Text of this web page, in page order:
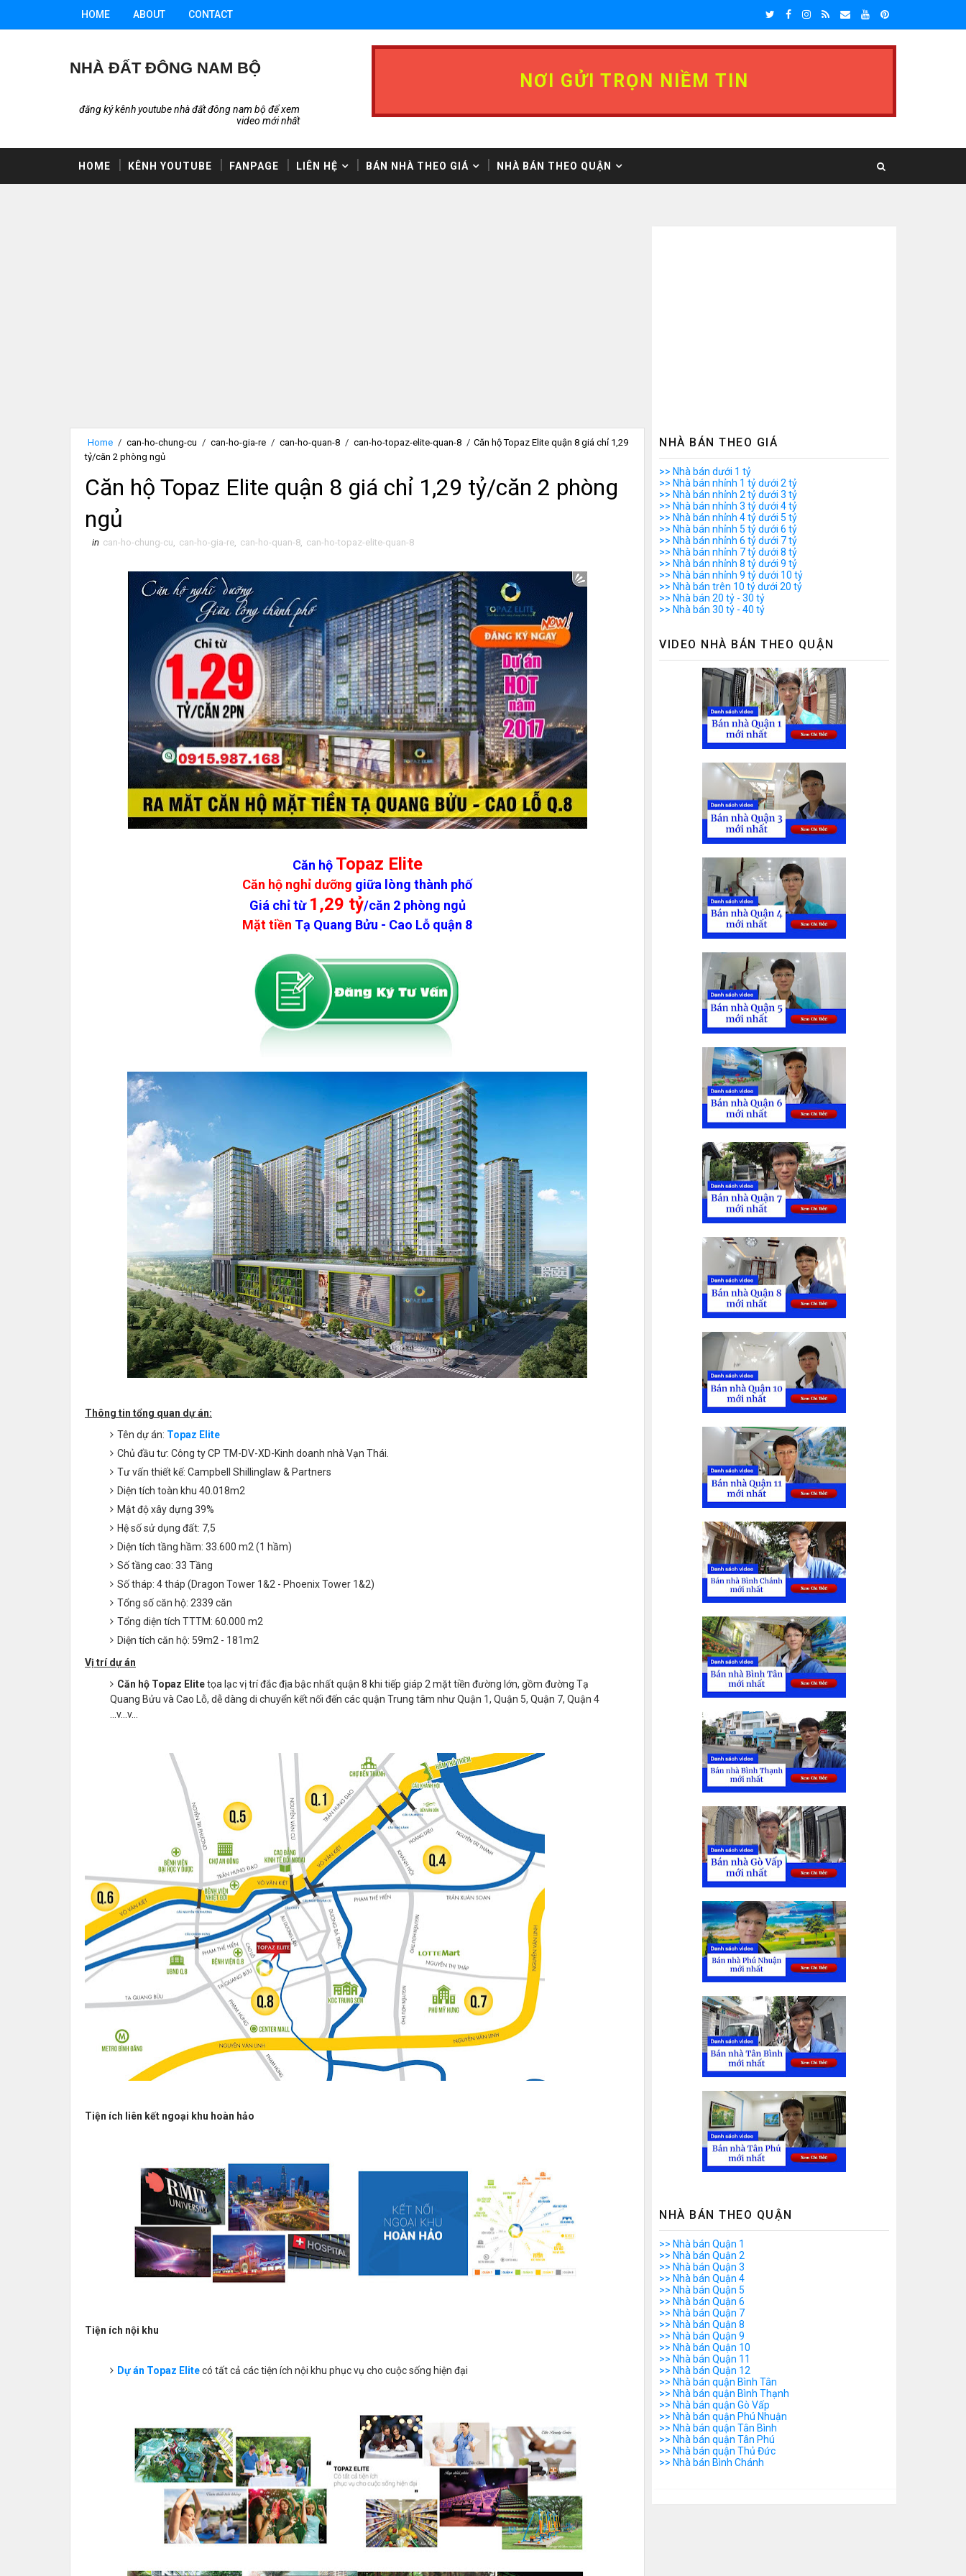
HOME ABOUT CONTACT
NHÀ ĐẤT ĐÔNG NAM BỘ
đăng ký kênh youtube nhà đất đông nam bộ để xem
video mới nhất
NƠI GỬI TRỌN NIỀM TIN
HOME KÊNH YOUTUBE FANPAGE LIÊN HỆ BÁN NHÀ THEO GIÁ NHÀ BÁN THEO QUẬN
Home / can-ho-chung-cu / can-ho-gia-re / can-ho-quan-8 / can-ho-topaz-elite-quan-8 / Căn hộ Topaz Elite quận 8 giá chỉ 1,29
tỷ/căn 2 phòng ngủ
Căn hộ Topaz Elite quận 8 giá chỉ 1,29 tỷ/căn 2 phòng
ngủ
in can-ho-chung-cu, can-ho-gia-re, can-ho-quan-8, can-ho-topaz-elite-quan-8
Căn hộ Topaz Elite
Căn hộ nghỉ dưỡng giữa lòng thành phố
Giá chỉ từ 1,29 tỷ/căn 2 phòng ngủ
Mặt tiền Tạ Quang Bửu - Cao Lỗ quận 8
Thông tin tổng quan dự án:
Tên dự án: Topaz Elite
Chủ đầu tư: Công ty CP TM-DV-XD-Kinh doanh nhà Vạn Thái.
Tư vấn thiết kế: Campbell Shillinglaw & Partners
Diện tích toàn khu 40.018m2
Mật độ xây dựng 39%
Hệ số sử dụng đất: 7,5
Diện tích tầng hầm: 33.600 m2 (1 hầm)
Số tầng cao: 33 Tầng
Số tháp: 4 tháp (Dragon Tower 1&2 - Phoenix Tower 1&2)
Tổng số căn hộ: 2339 căn
Tổng diện tích TTTM: 60.000 m2
Diện tích căn hộ: 59m2 - 181m2
Vị trí dự án
Căn hộ Topaz Elitetọa lạc vị trí đắc địa bậc nhất quận 8 khi tiếp giáp 2 mặt tiền đường lớn, gồm đường Tạ
Quang Bửu và Cao Lỗ, dễ dàng di chuyển kết nối đến các quận Trung tâm như Quận 1, Quận 5, Quận 7, Quận 4
...v...v...
Tiện ích liên kết ngoại khu hoàn hảo
Tiện ích nội khu
Dự án Topaz Elitecó tất cả các tiện ích nội khu phục vụ cho cuộc sống hiện đại
NHÀ BÁN THEO GIÁ
>> Nhà bán dưới 1 tỷ
>> Nhà bán nhỉnh 1 tỷ dưới 2 tỷ
>> Nhà bán nhỉnh 2 tỷ dưới 3 tỷ
>> Nhà bán nhỉnh 3 tỷ dưới 4 tỷ
>> Nhà bán nhỉnh 4 tỷ dưới 5 tỷ
>> Nhà bán nhỉnh 5 tỷ dưới 6 tỷ
>> Nhà bán nhỉnh 6 tỷ dưới 7 tỷ
>> Nhà bán nhỉnh 7 tỷ dưới 8 tỷ
>> Nhà bán nhỉnh 8 tỷ dưới 9 tỷ
>> Nhà bán nhỉnh 9 tỷ dưới 10 tỷ
>> Nhà bán trên 10 tỷ dưới 20 tỷ
>> Nhà bán 20 tỷ - 30 tỷ
>> Nhà bán 30 tỷ - 40 tỷ
VIDEO NHÀ BÁN THEO QUẬN
NHÀ BÁN THEO QUẬN
>> Nhà bán Quận 1
>> Nhà bán Quận 2
>> Nhà bán Quận 3
>> Nhà bán Quận 4
>> Nhà bán Quận 5
>> Nhà bán Quận 6
>> Nhà bán Quận 7
>> Nhà bán Quận 8
>> Nhà bán Quận 9
>> Nhà bán Quận 10
>> Nhà bán Quận 11
>> Nhà bán Quận 12
>> Nhà bán quận Bình Tân
>> Nhà bán quận Bình Thạnh
>> Nhà bán quận Gò Vấp
>> Nhà bán quận Phú Nhuận
>> Nhà bán quận Tân Bình
>> Nhà bán quận Tân Phú
>> Nhà bán quận Thủ Đức
>> Nhà bán Bình Chánh